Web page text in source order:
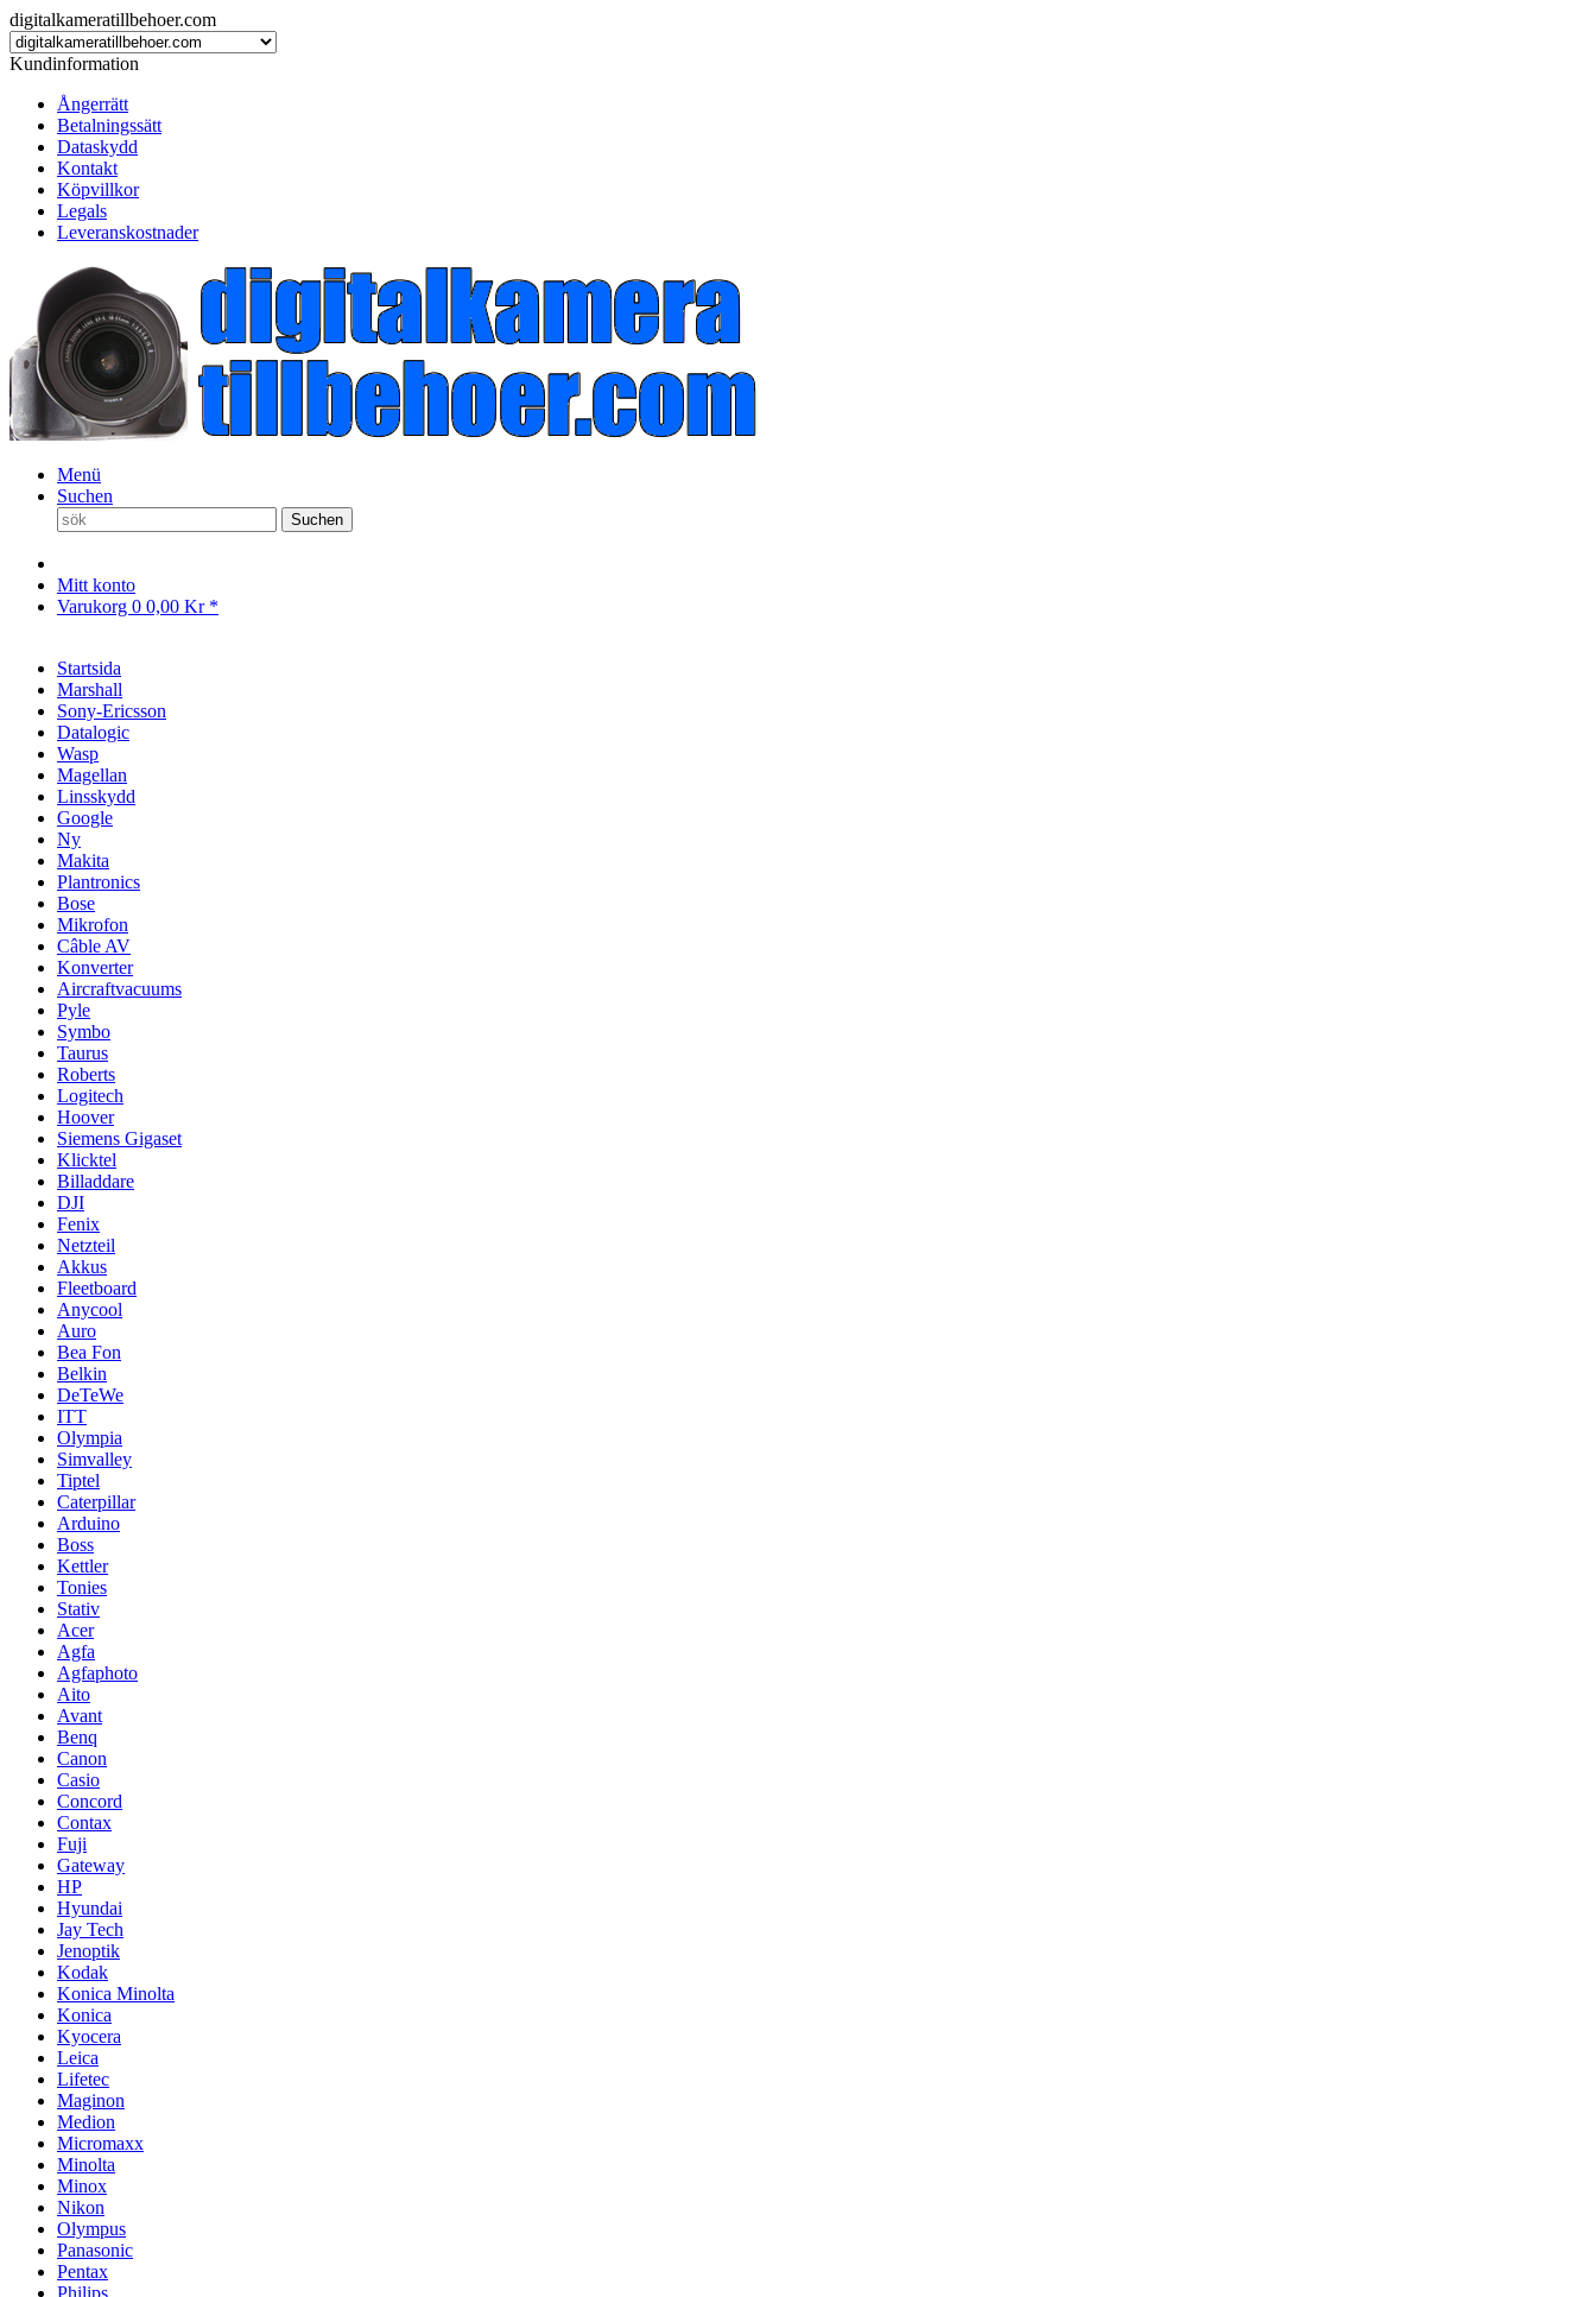
digitalkameratillbehoer.com
Kundinformation
Ångerrätt
Betalningssätt
Dataskydd
Kontakt
Köpvillkor
Legals
Leveranskostnader
Menü
Suchen
Suchen
Mitt konto
Varukorg 0 0,00 Kr *
Startsida
Marshall
Sony-Ericsson
Datalogic
Wasp
Magellan
Linsskydd
Google
Ny
Makita
Plantronics
Bose
Mikrofon
Câble AV
Konverter
Aircraftvacuums
Pyle
Symbo
Taurus
Roberts
Logitech
Hoover
Siemens Gigaset
Klicktel
Billaddare
DJI
Fenix
Netzteil
Akkus
Fleetboard
Anycool
Auro
Bea Fon
Belkin
DeTeWe
ITT
Olympia
Simvalley
Tiptel
Caterpillar
Arduino
Boss
Kettler
Tonies
Stativ
Acer
Agfa
Agfaphoto
Aito
Avant
Benq
Canon
Casio
Concord
Contax
Fuji
Gateway
HP
Hyundai
Jay Tech
Jenoptik
Kodak
Konica Minolta
Konica
Kyocera
Leica
Lifetec
Maginon
Medion
Micromaxx
Minolta
Minox
Nikon
Olympus
Panasonic
Pentax
Philips